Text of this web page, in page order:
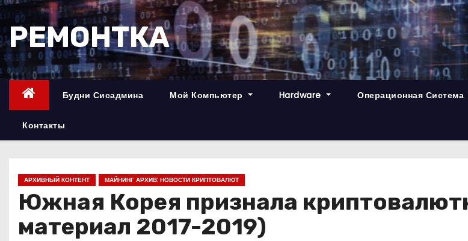
П
р
е
й
с
РЕМОНТКА
Будни Сисадмина Мой Компьютер Hardware Операционная Система
Контакты
АРХИВНЫЙ КОНТЕНТ МАЙНИНГ АРХИВ: НОВОСТИ КРИПТОВАЛЮТ
Южная Корея признала
материал 2017-2019)